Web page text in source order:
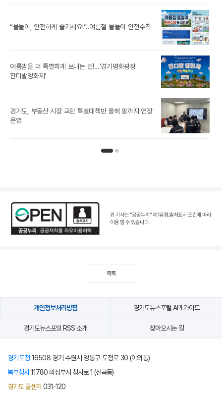
“물놀이, 안전하게 즐기세요!”‥여름철 물놀이 안전수칙
여름밤을 더 특별하게 보내는 법!…‘경기평화광장
잔디밭영화제’
경기도, 부동산 시장 교란 특별대책반 올해 말까지 연장
운영
위 기사는 "공공누리"제1유형:출처표시 조건에 따라
이용 할 수 있습니다.
목록
개인정보처리방침 경기도뉴스포털 API 가이드
경기도뉴스포털 RSS 소개 찾아오시는 길
경기도청 16508 경기 수원시 영통구 도청로 30 (이의동)
북부청사11780 의정부시 청사로 1 (신곡동)
경기도 콜센터 031-120